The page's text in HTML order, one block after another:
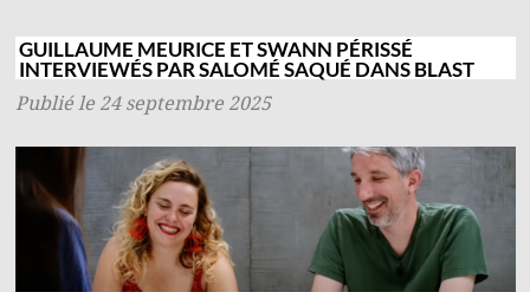
Auteurs
Événements
À propos
Connexion Inscription
GUILLAUME MEURICE ET SWANN PÉRISSÉ
INTERVIEWÉS PAR SALOMÉ SAQUÉ DANS BLAST
Publié le 24 septembre 2025